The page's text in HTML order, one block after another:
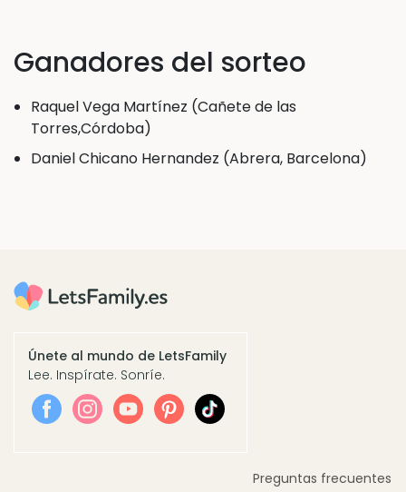
Ganadores del sorteo
‌Raquel Vega Martínez (Cañete de las
Torres,Córdoba)
Daniel Chicano Hernandez (Abrera, Barcelona)
Únete al mundo de LetsFamily
Lee. Inspírate. Sonríe.
Preguntas frecuentes